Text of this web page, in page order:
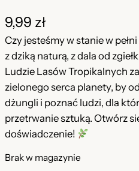
9,99 zł
Czy jesteśmy w stanie w
z dziką naturą, z dala od
Ludzie Lasów Tropikalnych
zielonego serca planety, by
dżungli i poznać ludzi, dla
przetrwanie sztuką. Otwórz
doświadczenie!
Brak w magazynie